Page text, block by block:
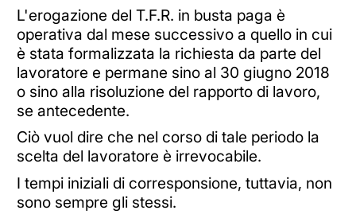
L'erogazione del T.F.R. in busta paga è
operativa dal mese successivo a quello in cui
è stata formalizzata la richiesta da parte del
lavoratore e permane sino al 30 giugno 2018
o sino alla risoluzione del rapporto di lavoro,
se antecedente.
Ciò vuol dire che nel corso di tale periodo la
scelta del lavoratore è irrevocabile.
I tempi iniziali di corresponsione, tuttavia, non
sono sempre gli stessi.